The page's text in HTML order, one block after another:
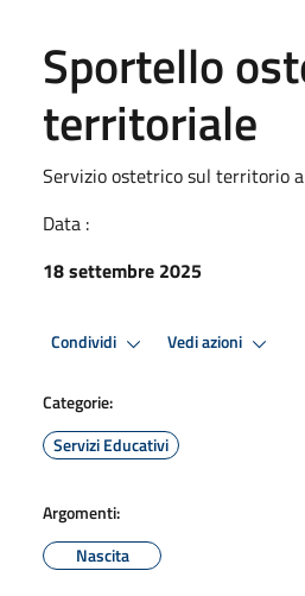
Sportello
territoriale
Servizio ostetrico sul territorio
Data :
18 settembre 2025
Condividi Vedi azioni
Categorie:
Servizi Educativi
Argomenti:
Nascita